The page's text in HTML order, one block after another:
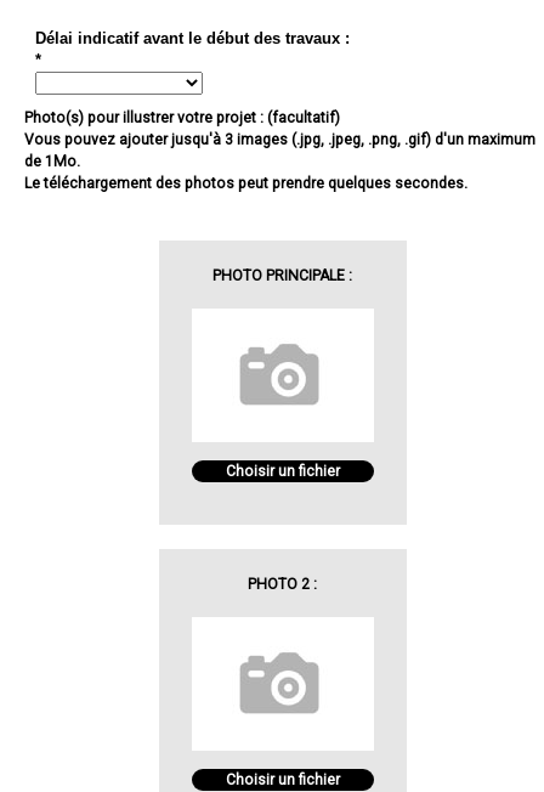
Délai indicatif avant le début des travaux :
*
Photo(s) pour illustrer votre projet : (facultatif)
Vous pouvez ajouter jusqu'à 3 images (.jpg, .jpeg, .png, .gif) d'un maximum
de 1Mo.
Le téléchargement des photos peut prendre quelques secondes.
PHOTO PRINCIPALE :
Choisir un fichier
PHOTO 2 :
Choisir un fichier